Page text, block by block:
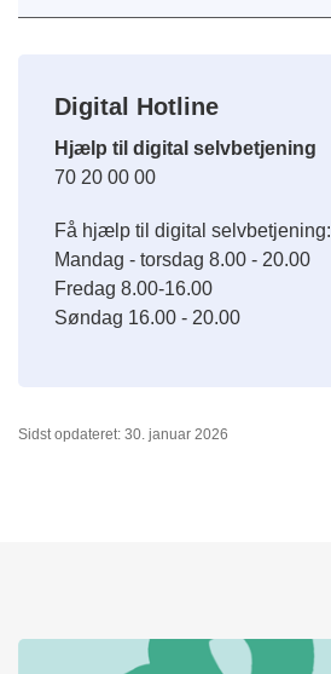
Digital Hotline
Hjælp til digital selvbetjening
70 20 00 00
Få hjælp til digital selvbetjening:
Mandag - torsdag 8.00 - 20.00
Fredag 8.00-16.00
Søndag 16.00 - 20.00
Sidst opdateret: 30. januar 2026